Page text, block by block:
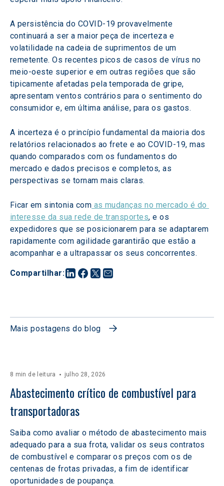
Compartilhar:
A persistência do COVID-19 provavelmente
continuará a ser a maior peça de incerteza e
volatilidade na cadeia de suprimentos de um
remetente. Os recentes picos de casos de vírus no
meio-oeste superior e em outras regiões que são
tipicamente afetadas pela temporada de gripe,
apresentam ventos contrários para o sentimento do
consumidor e, em última análise, para os gastos.
A incerteza é o princípio fundamental da maioria dos
relatórios relacionados ao frete e ao COVID-19, mas
quando comparados com os fundamentos do
mercado e dados precisos e completos, as
perspectivas se tornam mais claras.
Ficar em sintonia com as mudanças no mercado é do
interesse da sua rede de transportes, e os
expedidores que se posicionarem para se adaptarem
rapidamente com agilidade garantirão que estão a
acompanhar e a ultrapassar os seus concorrentes.
Mais postagens do blog
8 min de leitura julho 28, 2026
Abastecimento crítico de combustível para
transportadoras
Saiba como avaliar o método de abastecimento mais
adequado para a sua frota, validar os seus contratos
de combustível e comparar os preços com os de
centenas de frotas privadas, a fim de identificar
oportunidades de poupança.